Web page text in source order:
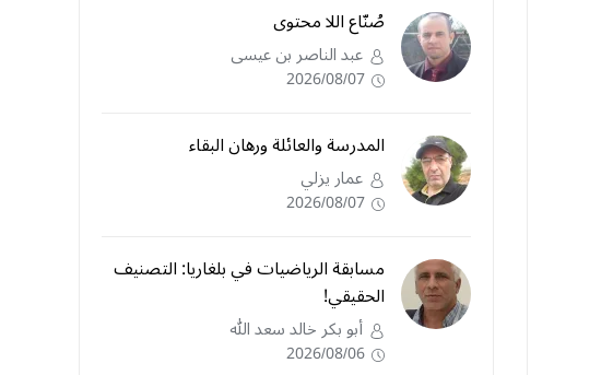
صُنّاع اللا محتوى
عبد الناصر بن عيسى
2026/08/07
المدرسة والعائلة ورهان البقاء
عمار يزلي
2026/08/07
مسابقة الرياضيات في بلغاريا: التصنيف
الحقيقي!
أبو بكر خالد سعد الله
2026/08/06